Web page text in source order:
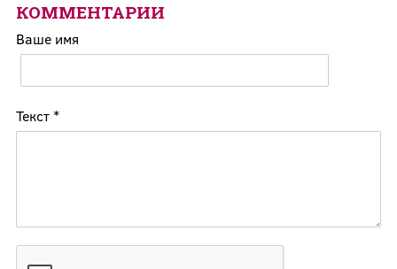
КОММЕНТАРИИ
Ваше имя
Текст *